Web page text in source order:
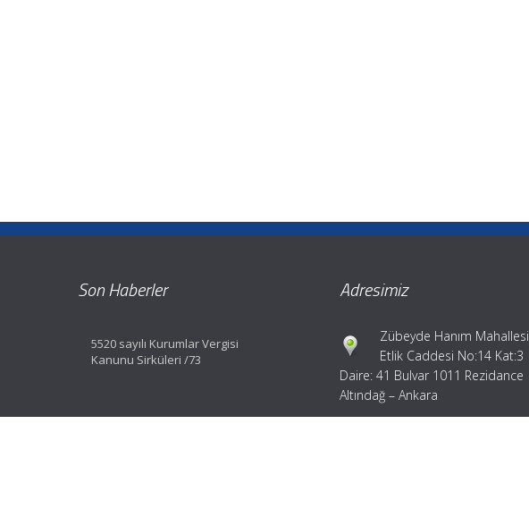
Son Haberler
5520 sayılı Kurumlar Vergisi
Kanunu Sirküleri /73
Adresimiz
Zübeyde Hanım Mahallesi
Etlik Caddesi No:14 Kat:3
Daire: 41 Bulvar 1011 Rezidance
Altındağ – Ankara